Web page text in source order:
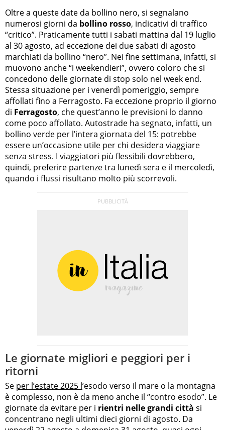
Oltre a queste date da bollino nero, si segnalano
numerosi giorni da bollino rosso, indicativi di traffico
“critico”. Praticamente tutti i sabati mattina dal 19 luglio
al 30 agosto, ad eccezione dei due sabati di agosto
marchiati da bollino “nero”. Nei fine settimana, infatti, si
muovono anche “i weekendieri”, ovvero coloro che si
concedono delle giornate di stop solo nel week end.
Stessa situazione per i venerdì pomeriggio, sempre
affollati fino a Ferragosto. Fa eccezione proprio il giorno
di Ferragosto, che quest’anno le previsioni lo danno
come poco affollato. Autostrade ha segnato, infatti, un
bollino verde per l’intera giornata del 15: potrebbe
essere un’occasione utile per chi desidera viaggiare
senza stress. I viaggiatori più flessibili dovrebbero,
quindi, preferire partenze tra lunedì sera e il mercoledì,
quando i flussi risultano molto più scorrevoli.
Le giornate migliori e peggiori per i
ritorni
Se per l’estate 2025 l’esodo verso il mare o la montagna
è complesso, non è da meno anche il “contro esodo”. Le
giornate da evitare per i rientri nelle grandi città si
concentrano negli ultimi dieci giorni di agosto. Da